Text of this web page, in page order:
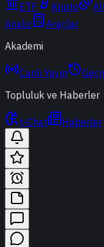
ETF
Kripto
Analiz
Araçlar
Akademi
Canlı Yayın
Topluluk ve Haberler
t-Chat Haberler